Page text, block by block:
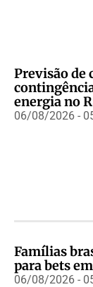
Previsão de
energia no
06/08/2026 -
Famílias
para bets
06/08/2026 -